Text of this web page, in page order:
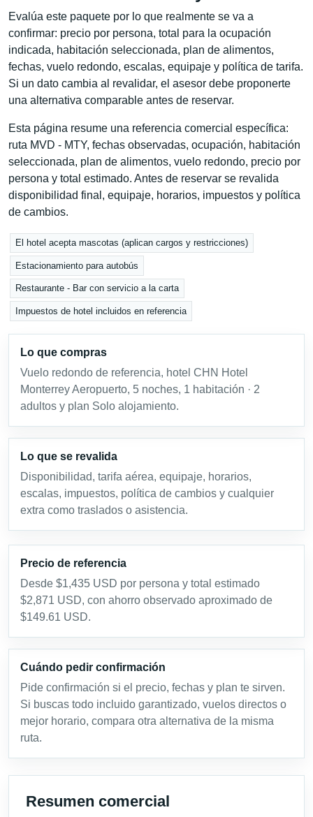
Evalúa este paquete por lo que realmente se va a
confirmar: precio por persona, total para la ocupación
indicada, habitación seleccionada, plan de alimentos,
fechas, vuelo redondo, escalas, equipaje y política de tarifa.
Si un dato cambia al revalidar, el asesor debe proponerte
una alternativa comparable antes de reservar.
Esta página resume una referencia comercial específica:
ruta MVD - MTY, fechas observadas, ocupación, habitación
seleccionada, plan de alimentos, vuelo redondo, precio por
persona y total estimado. Antes de reservar se revalida
disponibilidad final, equipaje, horarios, impuestos y política
de cambios.
El hotel acepta mascotas (aplican cargos y restricciones)
Estacionamiento para autobús
Restaurante - Bar con servicio a la carta
Impuestos de hotel incluidos en referencia
Lo que compras
Vuelo redondo de referencia, hotel CHN Hotel
Monterrey Aeropuerto, 5 noches, 1 habitación · 2
adultos y plan Solo alojamiento.
Lo que se revalida
Disponibilidad, tarifa aérea, equipaje, horarios,
escalas, impuestos, política de cambios y cualquier
extra como traslados o asistencia.
Precio de referencia
Desde $1,435 USD por persona y total estimado
$2,871 USD, con ahorro observado aproximado de
$149.61 USD.
Cuándo pedir confirmación
Pide confirmación si el precio, fechas y plan te sirven.
Si buscas todo incluido garantizado, vuelos directos o
mejor horario, compara otra alternativa de la misma
ruta.
Resumen comercial